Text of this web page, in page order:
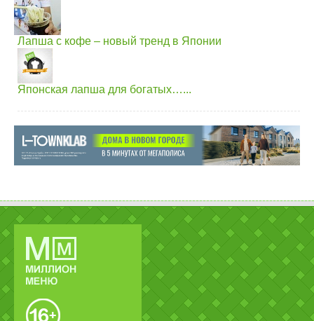
Лапша с кофе – новый тренд в Японии
Японская лапша для богатых…...